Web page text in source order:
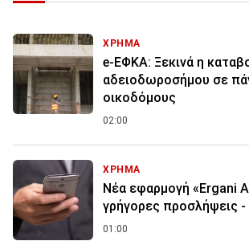
ΧΡΗΜΑ
e-ΕΦΚΑ: Ξεκινά η
αδειοδωροσήμου σε
οικοδόμους
02:00
ΧΡΗΜΑ
Νέα εφαρμογή «Ergani
γρήγορες προσλήψεις
01:00